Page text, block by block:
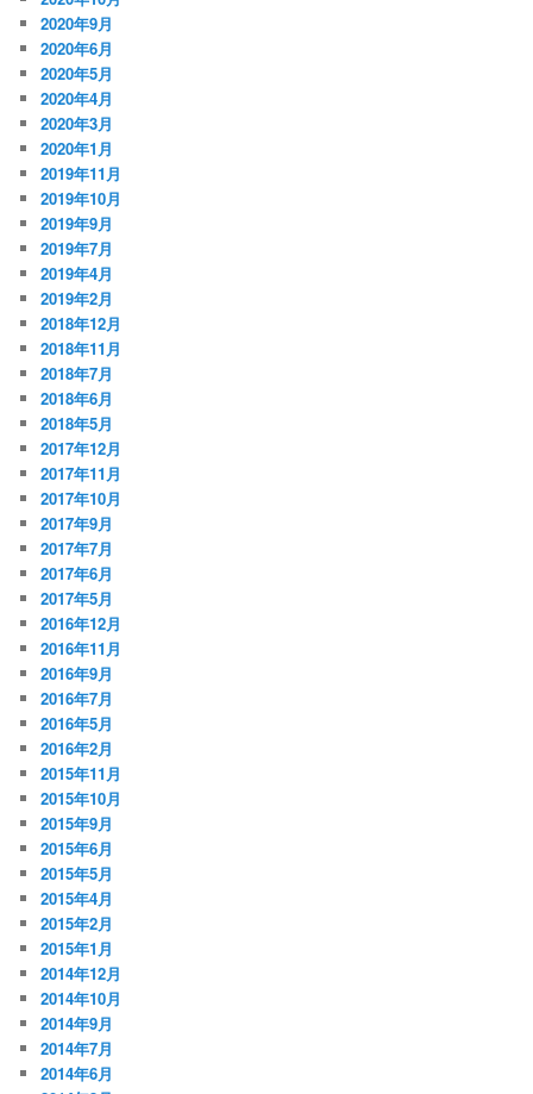
2020年9月
2020年6月
2020年5月
2020年4月
2020年3月
2020年1月
2019年11月
2019年10月
2019年9月
2019年7月
2019年4月
2019年2月
2018年12月
2018年11月
2018年7月
2018年6月
2018年5月
2017年12月
2017年11月
2017年10月
2017年9月
2017年7月
2017年6月
2017年5月
2016年12月
2016年11月
2016年9月
2016年7月
2016年5月
2016年2月
2015年11月
2015年10月
2015年9月
2015年6月
2015年5月
2015年4月
2015年2月
2015年1月
2014年12月
2014年10月
2014年9月
2014年7月
2014年6月